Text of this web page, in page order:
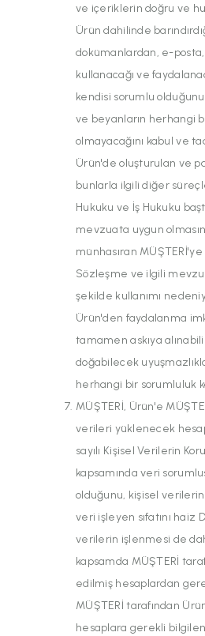
ve içeriklerin doğru ve
Ürün dahilinde
dokümanlardan, e-
kullanacağı ve
kendisi sorumlu
ve beyanların herhangi
olmayacağını kabul ve
Ürün'de oluşturulan ve
bunlarla ilgili diğer
Hukuku ve İş Hukuku
mevzuata uygun
münhasıran
Sözleşme ve ilgili
şekilde kullanımı
Ürün'den faydalanma
tamamen askıya
doğabilecek
herhangi bir sorumluluk
MÜŞTERİ, Ürün'e
verileri yüklenecek
sayılı Kişisel Verilerin
kapsamında veri
olduğunu, kişisel
veri işleyen sıfatını haiz
verilerin işlenmesi de
kapsamda MÜŞTERİ
edilmiş hesaplardan
MÜŞTERİ tarafından
hesaplara gerekli